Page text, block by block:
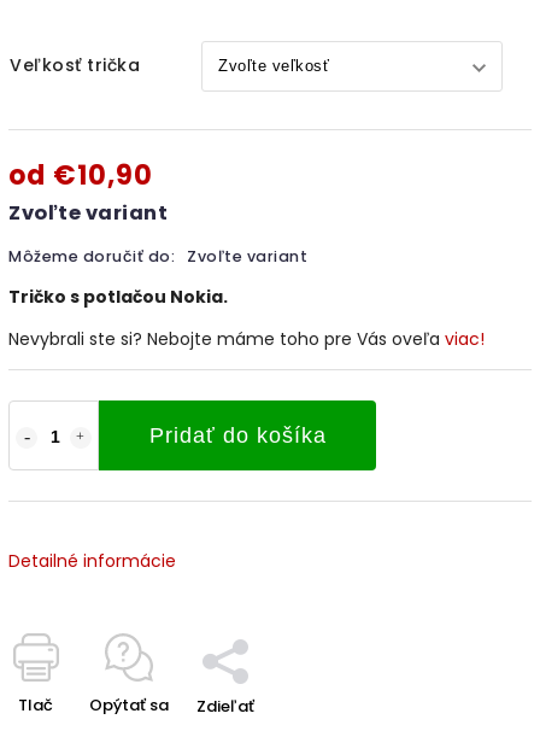
Veľkosť trička
od €10,90
Zvoľte variant
Môžeme doručiť do: Zvoľte variant
Pridať do košíka
Tričko s potlačou Nokia.
Nevybrali ste si? Nebojte máme toho pre Vás oveľa viac!
Detailné informácie
Tlač Opýtať sa Zdieľať